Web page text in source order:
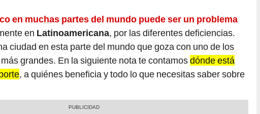
en muchas partes del mundo puede ser un problema
en Latinoamericana, por las diferentes deficiencias.
ciudad en esta parte del mundo que goza con uno de los
más grandes. En la siguiente nota te contamosdónde está
, a quiénes beneficia y todo lo que necesitas saber sobre